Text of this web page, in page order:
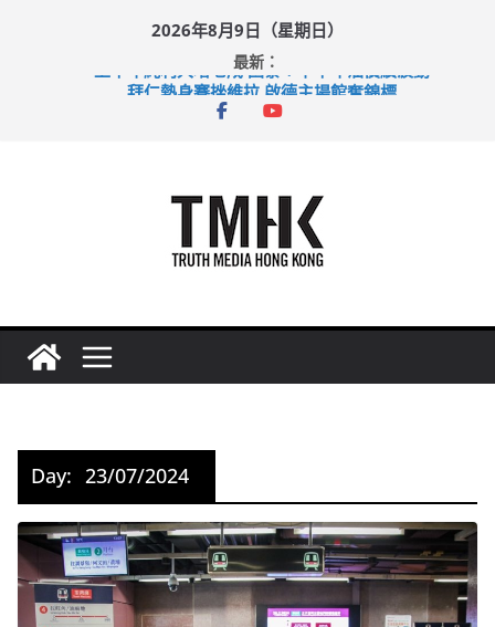
2026年8月9日（星期日）
最新：
上半年純利大增七成 國泰：下半年油價續波動
拜仁熱身賽挫維拉 啟德主場館奪錦標
性罪行修例獲九成支持 鄧炳強：爭取今屆任期內完成立法
Day: 23/07/2024